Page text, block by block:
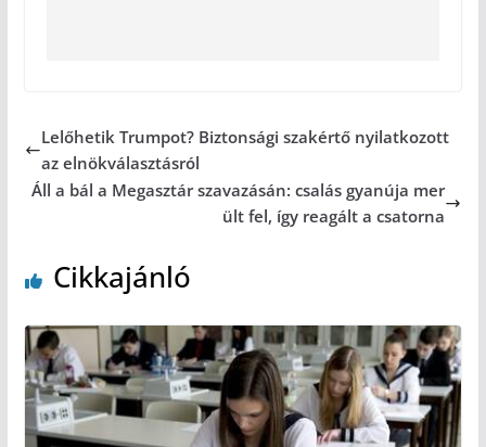
Lelőhetik Trumpot? Biztonsági szakértő nyilatkozott
az elnökválasztásról
Áll a bál a Megasztár szavazásán: csalás gyanúja mer
ült fel, így reagált a csatorna
Cikkajánló